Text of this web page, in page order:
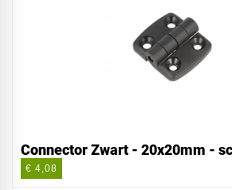
Connector Zwart - 20x20mm -
€ 4,08